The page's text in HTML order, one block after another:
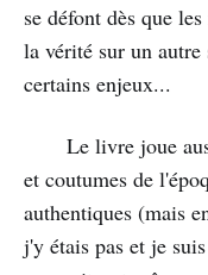
se défont dès que
la vérité sur un
certains enjeux...
Le livre joue
et coutumes de
authentiques (mais
j'y étais pas et je